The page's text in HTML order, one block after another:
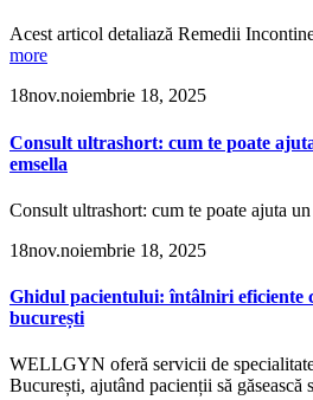
Acest articol detaliază Remedii
more
18nov.noiembrie 18, 2025
Consult ultrashort: cum te poate
emsella
Consult ultrashort: cum te poate ajuta
18nov.noiembrie 18, 2025
Ghidul pacientului: întâlniri eficiente
bucurești
WELLGYN oferă servicii de
București, ajutând pacienții să găsească